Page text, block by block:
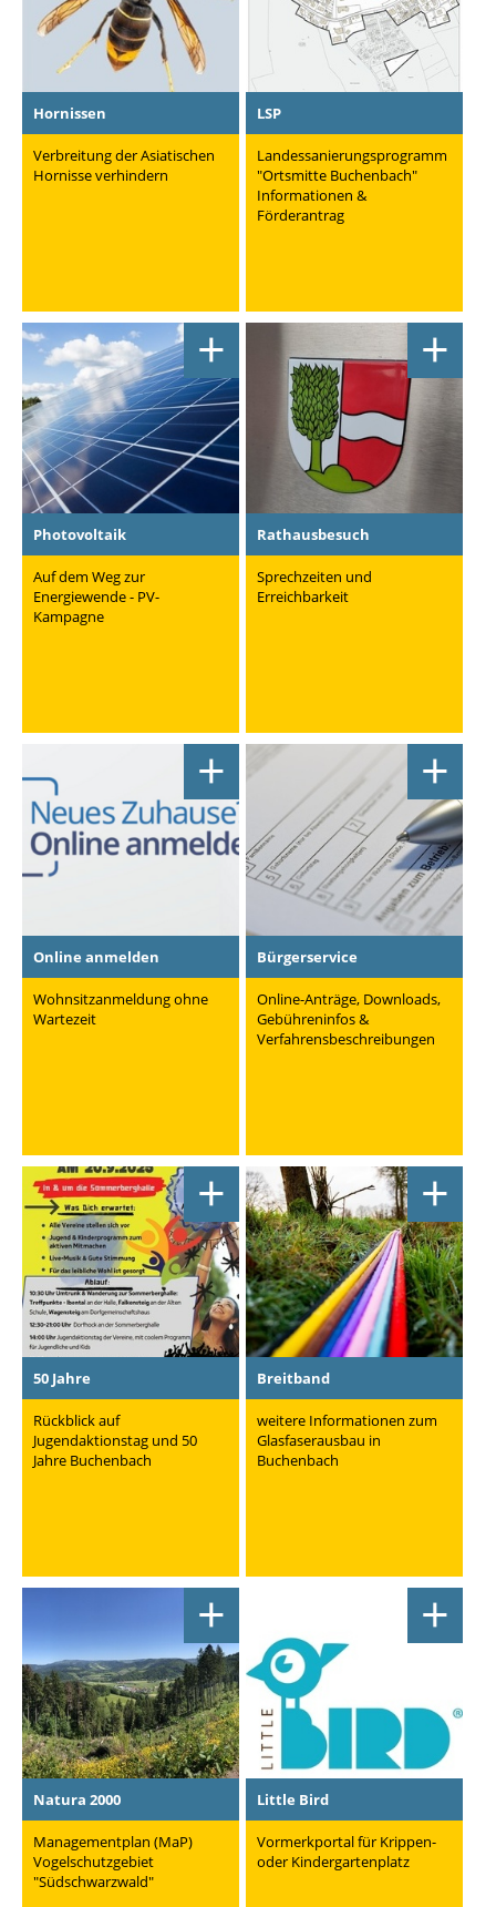
Hornissen
Verbreitung der Asiatischen
Hornisse verhindern
LSP
Landessanierungsprogramm
"Ortsmitte Buchenbach"
Informationen &
Förderantrag
+
Photovoltaik
Auf dem Weg zur
Energiewende - PV-
Kampagne
+
Rathausbesuch
Sprechzeiten und
Erreichbarkeit
+
Online anmelden
Wohnsitzanmeldung ohne
Wartezeit
+
Bürgerservice
Online-Anträge, Downloads,
Gebühreninfos &
Verfahrensbeschreibungen
+
50 Jahre
Rückblick auf
Jugendaktionstag und 50
Jahre Buchenbach
+
Breitband
weitere Informationen zum
Glasfaserausbau in
Buchenbach
+
Natura 2000
Managementplan (MaP)
Vogelschutzgebiet
"Südschwarzwald"
+
Little Bird
Vormerkportal für Krippen-
oder Kindergartenplatz